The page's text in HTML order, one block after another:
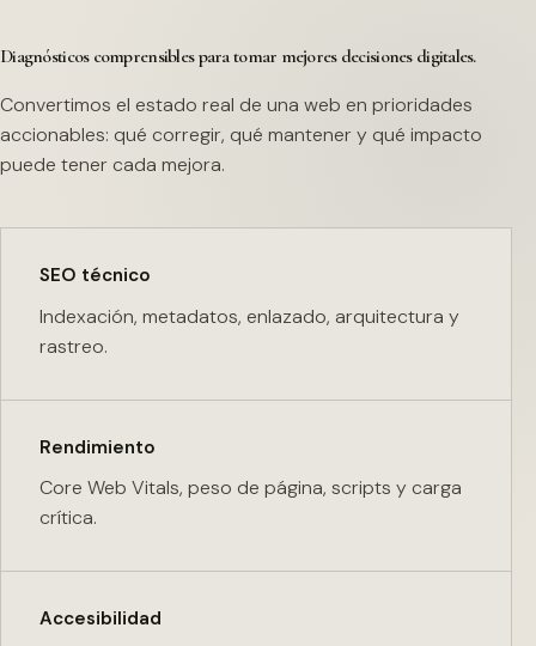
Diagnósticos comprensibles para tomar mejores decisiones digitales.
Convertimos el estado real de una web en prioridades
accionables: qué corregir, qué mantener y qué impacto
puede tener cada mejora.
SEO técnico
Indexación, metadatos, enlazado, arquitectura y
rastreo.
Rendimiento
Core Web Vitals, peso de página, scripts y carga
crítica.
Accesibilidad